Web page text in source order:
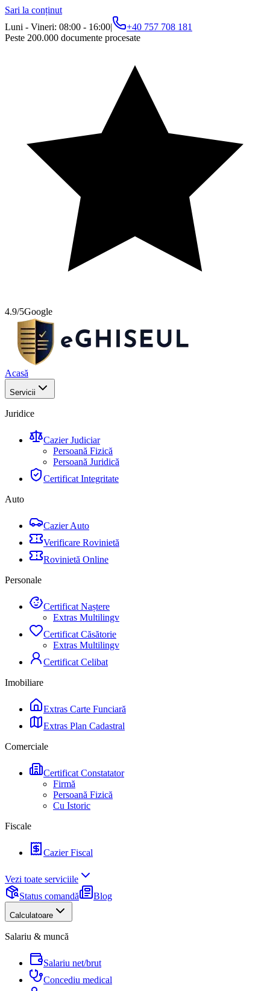
Sari la conținut
Luni - Vineri: 08:00 - 16:00|
+40 757 708 181
Peste 200.000 documente procesate
4.9/5Google
Acasă
Servicii
Juridice
Cazier Judiciar
Persoană Fizică
Persoană Juridică
Certificat Integritate
Auto
Cazier Auto
Verificare Rovinietă
Rovinietă Online
Personale
Certificat Naștere
Extras Multilingv
Certificat Căsătorie
Extras Multilingv
Certificat Celibat
Imobiliare
Extras Carte Funciară
Extras Plan Cadastral
Comerciale
Certificat Constatator
Firmă
Persoană Fizică
Cu Istoric
Fiscale
Cazier Fiscal
Vezi toate serviciile
Status comandă
Blog
Calculatoare
Salariu & muncă
Salariu net/brut
Concediu medical